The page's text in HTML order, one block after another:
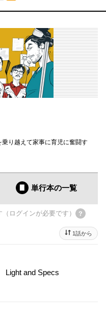
り越えて家事に育児に奮闘す
単行本の一覧
（ログインが必要です）
1話から
and Specs